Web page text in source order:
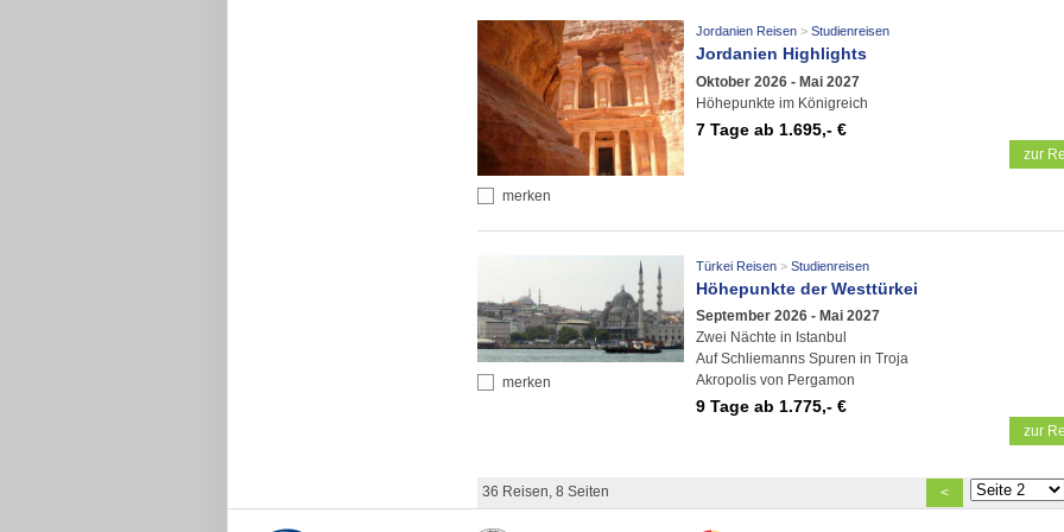
merken
Jordanien Reisen Studienreisen
Jordanien Highlights
Oktober 2026 - Mai 2027
Höhepunkte im Königreich
7 Tage ab 1.695,- €
zur
merken
Türkei Reisen Studienreisen
Höhepunkte der Westtürkei
September 2026 - Mai 2027
Zwei Nächte in Istanbul
Auf Schliemanns Spuren in Troja
Akropolis von Pergamon
9 Tage ab 1.775,- €
zur
36 Reisen, 8 Seiten <